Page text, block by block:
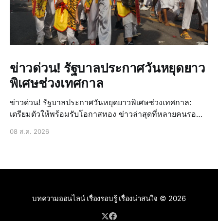
ข่าวด่วน! รัฐบาลประกาศวันหยุดยาว
พิเศษช่วงเทศกาล
ข่าวด่วน! รัฐบาลประกาศวันหยุดยาวพิเศษช่วงเทศกาล:
เตรียมตัวให้พร้อมรับโอกาสทอง ข่าวล่าสุดที่หลายคนรอ
ในช่วงเทศกาลสำคัญที่กำลังจะมาถึง ซึ่งถือเป็นข่าวด่วนที่
08 ส.ค. 2026
บทความออนไลน์ เรื่องรอบรู้ เรื่องน่าสนใจ © 2026